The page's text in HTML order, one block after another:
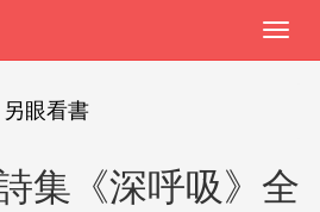
另眼看書
集《深呼吸》全